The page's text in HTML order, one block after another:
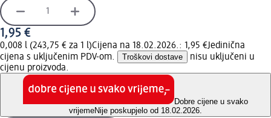
1,95 €
0,008 l (243,75 € za 1 l)Cijena na 18.02.2026.: 1,95 €Jedinična
cijena s uključenim PDV-om.
Troškovi dostave
nisu uključeni u
cijenu proizvoda.
Dobre cijene u svako
vrijemeNije poskupjelo od 18.02.2026.